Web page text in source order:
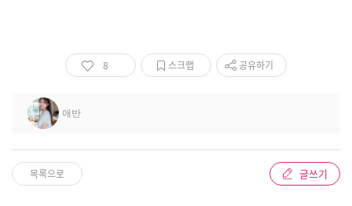
8 스크랩 공유하기
애반
목록으로 글쓰기